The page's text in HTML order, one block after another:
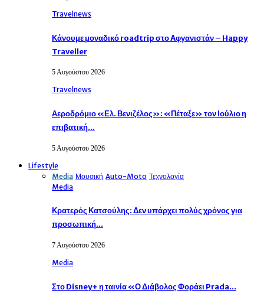
Travelnews
Κάνουμε μοναδικό roadtrip στο Αφγανιστάν – Happy
Traveller
5 Αυγούστου 2026
Travelnews
Αεροδρόμιο «Ελ. Βενιζέλος»: «Πέταξε» τον Ιούλιο η
επιβατική…
5 Αυγούστου 2026
Lifestyle
Media Μουσική Auto-Moto Τεχνολογία
Media
Κρατερός Κατσούλης: Δεν υπάρχει πολύς χρόνος για
προσωπική…
7 Αυγούστου 2026
Media
Στο Disney+ η ταινία «Ο Διάβολος Φοράει Prada…